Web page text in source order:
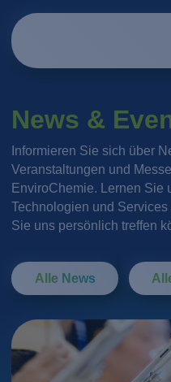
News &
Informieren Sie sich über
Veranstaltungen und
EnviroChemie. Lernen Sie
Technologien und
Sie uns persönlich treffen
Alle News